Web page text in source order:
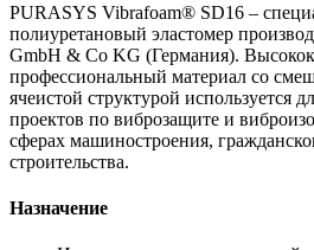
PURASYS Vibrafoam® SD16 –
полиуретановый эластомер
GmbH & Co KG (Германия).
профессиональный материал со
ячеистой структурой используется
проектов по виброзащите и
сферах машиностроения,
строительства.
Назначение